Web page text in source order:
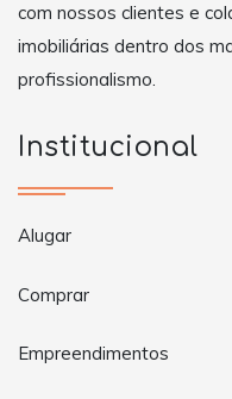
com nossos clientes e
imobiliárias dentro dos
profissionalismo.
Institucional
Alugar
Comprar
Empreendimentos